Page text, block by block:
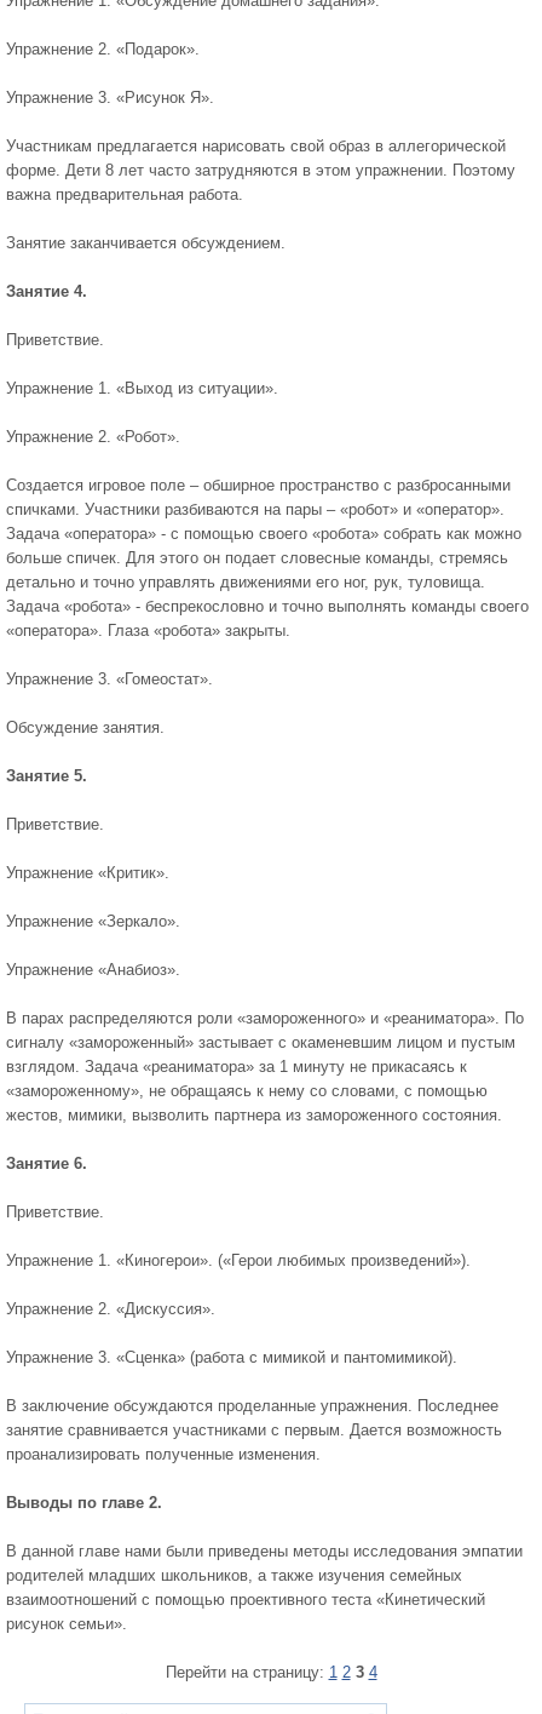
Упражнение 2. «Подарок».
Упражнение 3. «Рисунок Я».
Участникам предлагается нарисовать свой образ в аллегорической
форме. Дети 8 лет часто затрудняются в этом упражнении. Поэтому
важна предварительная работа.
Занятие заканчивается обсуждением.
Занятие 4.
Приветствие.
Упражнение 1. «Выход из ситуации».
Упражнение 2. «Робот».
Создается игровое поле – обширное пространство с разбросанными
спичками. Участники разбиваются на пары – «робот» и «оператор».
Задача «оператора» - с помощью своего «робота» собрать как можно
больше спичек. Для этого он подает словесные команды, стремясь
детально и точно управлять движениями его ног, рук, туловища.
Задача «робота» - беспрекословно и точно выполнять команды своего
«оператора». Глаза «робота» закрыты.
Упражнение 3. «Гомеостат».
Обсуждение занятия.
Занятие 5.
Приветствие.
Упражнение «Критик».
Упражнение «Зеркало».
Упражнение «Анабиоз».
В парах распределяются роли «замороженного» и «реаниматора». По
сигналу «замороженный» застывает с окаменевшим лицом и пустым
взглядом. Задача «реаниматора» за 1 минуту не прикасаясь к
«замороженному», не обращаясь к нему со словами, с помощью
жестов, мимики, вызволить партнера из замороженного состояния.
Занятие 6.
Приветствие.
Упражнение 1. «Киногерои». («Герои любимых произведений»).
Упражнение 2. «Дискуссия».
Упражнение 3. «Сценка» (работа с мимикой и пантомимикой).
В заключение обсуждаются проделанные упражнения. Последнее
занятие сравнивается участниками с первым. Дается возможность
проанализировать полученные изменения.
Выводы по главе 2.
В данной главе нами были приведены методы исследования эмпатии
родителей младших школьников, а также изучения семейных
взаимоотношений с помощью проективного теста «Кинетический
рисунок семьи».
Перейти на страницу: 1 2 3 4